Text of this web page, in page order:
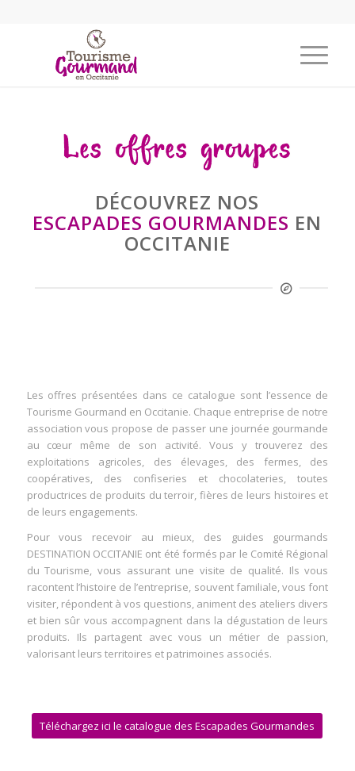
DÉCOUVREZ NOS
ESCAPADES GOURMANDES EN
OCCITANIE
Les offres présentées dans ce catalogue sont l’essence de
Tourisme Gourmand en Occitanie. Chaque entreprise de notre
association vous propose de passer une journée gourmande
au cœur même de son activité. Vous y trouverez des
exploitations agricoles, des élevages, des fermes, des
coopératives, des confiseries et chocolateries, toutes
productrices de produits du terroir, fières de leurs histoires et
de leurs engagements.
Pour vous recevoir au mieux, des guides gourmands
DESTINATION OCCITANIE ont été formés par le Comité Régional
du Tourisme, vous assurant une visite de qualité. Ils vous
racontent l’histoire de l’entreprise, souvent familiale, vous font
visiter, répondent à vos questions, animent des ateliers divers
et bien sûr vous accompagnent dans la dégustation de leurs
produits. Ils partagent avec vous un métier de passion,
valorisant leurs territoires et patrimoines associés.
Téléchargez ici le catalogue des Escapades Gourmandes